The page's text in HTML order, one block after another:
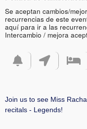
Se aceptan cambios/
recurrencias de este
aquí para ir a las
Intercambio / mejora
Join us to see Miss
recitals - Legends!